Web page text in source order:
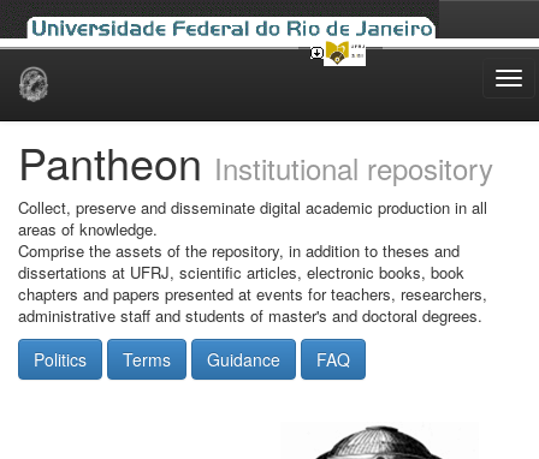
Skip
Pantheon Institutional repository
Collect, preserve and disseminate digital academic production in all
areas of knowledge.
Comprise the assets of the repository, in addition to theses and
dissertations at UFRJ, scientific articles, electronic books, book
chapters and papers presented at events for teachers, researchers,
administrative staff and students of master's and doctoral degrees.
Politics Terms Guidance FAQ